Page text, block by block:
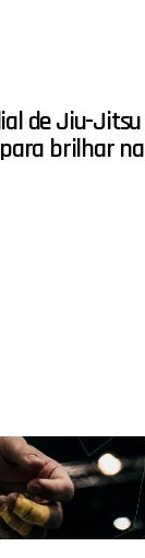
de Jiu-Jitsu
brilhar na